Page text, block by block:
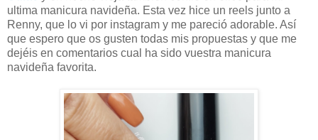
ultima manicura navideña. Esta vez hice un reels junto a
Renny, que lo vi por instagram y me pareció adorable. Así
que espero que os gusten todas mis propuestas y que me
dejéis en comentarios cual ha sido vuestra manicura
navideña favorita.